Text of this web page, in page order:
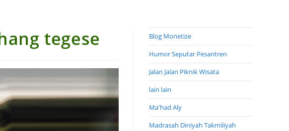
tegese
Blog Monetize
Humor Seputar Pesantren
Jalan Jalan Piknik Wisata
lain lain
Ma'had Aly
Madrasah Diniyah Takmiliyah